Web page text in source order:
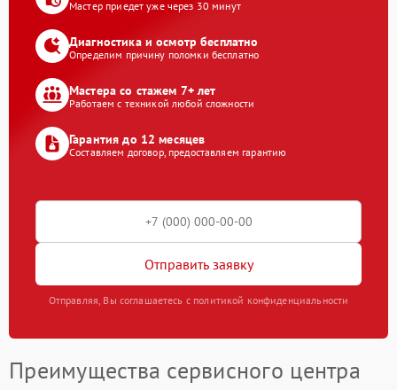
Мастер приедет уже через 30 минут
Диагностика и осмотр бесплатно
Определим причину поломки бесплатно
Мастера со стажем 7+ лет
Работаем с техникой любой сложности
Гарантия до 12 месяцев
Составляем договор, предоставляем гарантию
Отправить заявку
Отправляя, Вы соглашаетесь с политикой конфиденциальности
Преимущества сервисного центра